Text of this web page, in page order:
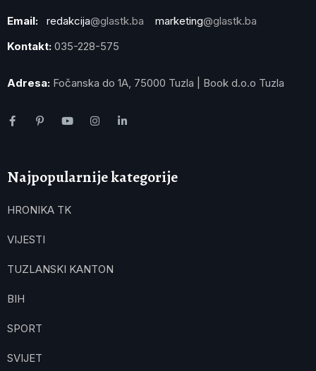
Email: redakcija@glastk.ba marketing@glastk.ba
Kontakt: 035-228-575
Adresa: Fočanska do 1A, 75000 Tuzla | Book d.o.o Tuzla
Najpopularnije kategorije
HRONIKA TK
VIJESTI
TUZLANSKI KANTON
BIH
SPORT
SVIJET